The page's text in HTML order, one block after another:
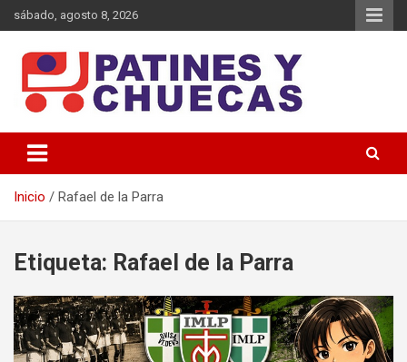
Saltar
al
sábado, agosto 8, 2026
Patines y Chuecas
Inicio Rafael de la Parra
Etiqueta: Rafael de la Parra